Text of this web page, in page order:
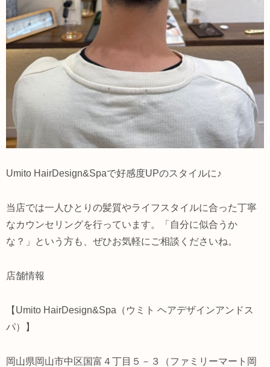
Umito HairDesign&Spaで好感度UPのスタイルに♪
当店では一人ひとりの髪質やライフスタイルに合った丁寧
なカウンセリングを行っています。「自分に似合うか
な？」という方も、ぜひお気軽にご相談くださいね。
店舗情報
【Umito HairDesign&Spa（ウミト ヘアデザインアンドス
パ）】
岡山県岡山市中区国富４丁目５－３（ファミリーマート岡